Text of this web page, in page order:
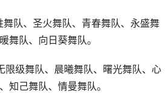
队、圣火舞队、青春舞队、永盛舞
舞队、向日葵舞队。
级舞队、晨曦舞队、曙光舞队、心
知己舞队、情曼舞队。